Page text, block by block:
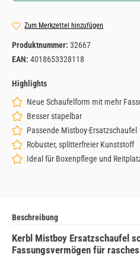
Zum Merkzettel hinzufügen
Produktnummer: 32667
EAN: 4018653328118
Highlights
Neue Schaufelform mit mehr
Besser stapelbar
Passende Mistboy-Ersatzschaufel
Robuster, splitterfreier Kunststoff
Ideal für Boxenpflege und
Beschreibung
Kerbl Mistboy Ersatzschaufel
Fassungsvermögen für